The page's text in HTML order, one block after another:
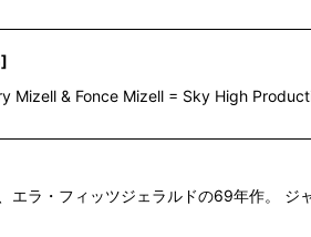
]
Mizell & Fonce Mizell = Sky High
エラ・フィッツジェラルドの69年作。